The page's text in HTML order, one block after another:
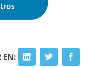
EN: